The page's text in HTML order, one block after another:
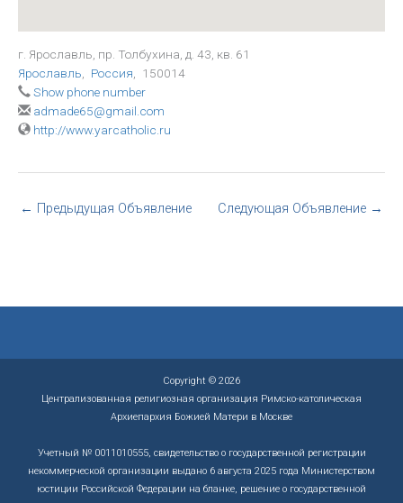
г. Ярославль, пр. Толбухина, д. 43, кв. 61
Ярославль
Россия
150014
Show phone number
admade65@gmail.com
http://www.yarcatholic.ru
← Предыдущая Объявление Следующая Объявление →
Copyright © 2026
Централизованная религиозная организация Римско-католическая
Архиепархия Божией Матери в Москве
Учетный № 0011010555, свидетельство о государственной регистрации
некоммерческой организации выдано 6 августа 2025 года Министерством
юстиции Российской Федерации на бланке, решение о государственной